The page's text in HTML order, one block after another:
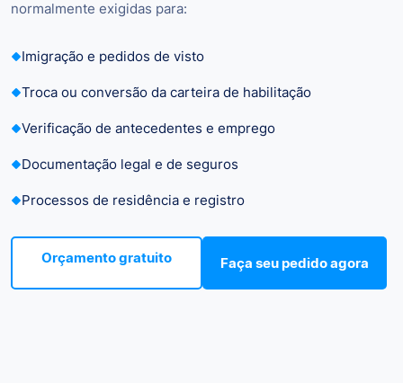
normalmente exigidas para:
Imigração e pedidos de visto
Troca ou conversão da carteira de habilitação
Verificação de antecedentes e emprego
Documentação legal e de seguros
Processos de residência e registro
Orçamento gratuito Faça seu pedido agora